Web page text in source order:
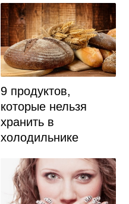
9 продуктов,
которые нельзя
хранить в
холодильнике